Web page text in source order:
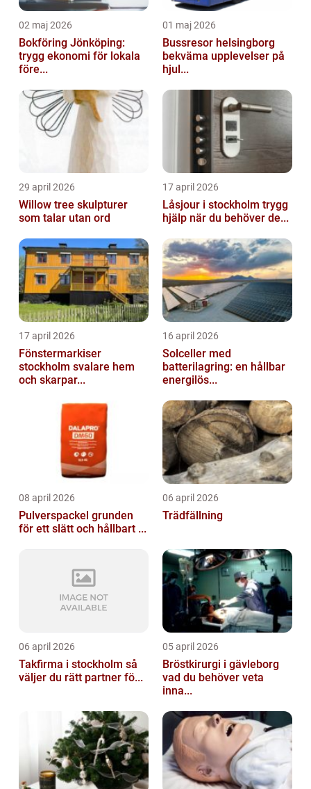
02 maj 2026
Bokföring Jönköping:
trygg ekonomi för lokala
före...
01 maj 2026
Bussresor helsingborg
bekväma upplevelser på
hjul...
29 april 2026
Willow tree skulpturer
som talar utan ord
17 april 2026
Låsjour i stockholm trygg
hjälp när du behöver de...
17 april 2026
Fönstermarkiser
stockholm svalare hem
och skarpar...
16 april 2026
Solceller med
batterilagring: en hållbar
energilös...
08 april 2026
Pulverspackel grunden
för ett slätt och hållbart ...
06 april 2026
Trädfällning
06 april 2026
Takfirma i stockholm så
väljer du rätt partner fö...
05 april 2026
Bröstkirurgi i gävleborg
vad du behöver veta
inna...